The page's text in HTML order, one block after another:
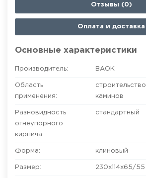
Отзывы (0)
Оплата и доставка
Основные характеристики
Производитель: ВАОК
Область
применения:
каминов
Разновидность
огнеупорного
кирпича:
стандартный
Форма: клиновый
Размер: 230x114x65/55